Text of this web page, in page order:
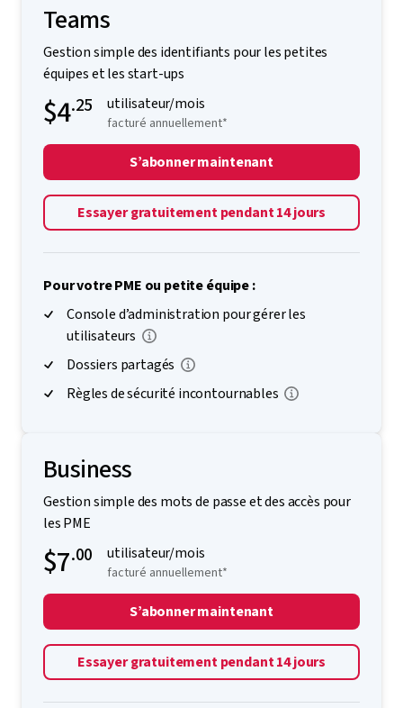
Teams
Gestion simple des identifiants pour les petites
équipes et les start-ups
$4.25 utilisateur/mois
facturé annuellement*
S’abonner maintenant
Essayer gratuitement pendant 14 jours
Pour votre PME ou petite équipe :
Console d’administration pour gérer les
utilisateurs
Dossiers partagés
Règles de sécurité incontournables
Business
Gestion simple des mots de passe et des accès pour
les PME
$7.00 utilisateur/mois
facturé annuellement*
S’abonner maintenant
Essayer gratuitement pendant 14 jours